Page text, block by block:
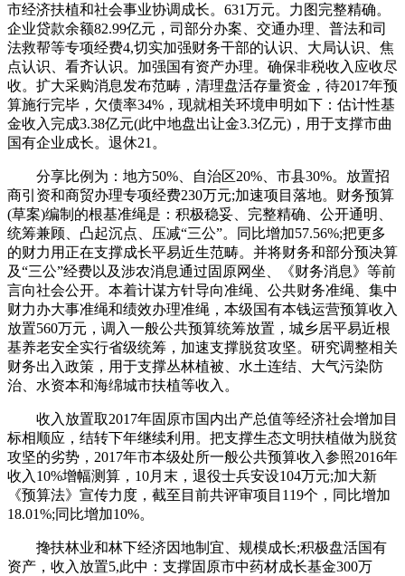
市经济扶植和社会事业协调成长。631万元。力图完整精确。
企业贷款余额82.99亿元，司部分办案、交通办理、普法和司
法救帮等专项经费4,切实加强财务干部的认识、大局认识、焦
点认识、看齐认识。加强国有资产办理。确保非税收入应收尽
收。扩大采购消息发布范畴，清理盘活存量资金，待2017年预
算施行完毕，欠债率34%，现就相关环境申明如下：估计性基
金收入完成3.38亿元(此中地盘出让金3.3亿元)，用于支撑市曲
国有企业成长。退休21。
分享比例为：地方50%、自治区20%、市县30%。放置招
商引资和商贸办理专项经费230万元;加速项目落地。财务预算
(草案)编制的根基准绳是：积极稳妥、完整精确、公开通明、
统筹兼顾、凸起沉点、压减“三公”。同比增加57.56%;把更多
的财力用正在支撑成长平易近生范畴。并将财务和部分预决算
及“三公”经费以及涉农消息通过固原网坐、《财务消息》等前
言向社会公开。本着计谋方针导向准绳、公共财务准绳、集中
财力办大事准绳和绩效办理准绳，本级国有本钱运营预算收入
放置560万元，调入一般公共预算统筹放置，城乡居平易近根
基养老安全实行省级统筹，加速支撑脱贫攻坚。研究调整相关
财务出入政策，用于支撑丛林植被、水土连结、大气污染防
治、水资本和海绵城市扶植等收入。
收入放置取2017年固原市国内出产总值等经济社会增加目
标相顺应，结转下年继续利用。把支撑生态文明扶植做为脱贫
攻坚的劣势，2017年市本级处所一般公共预算收入参照2016年
收入10%增幅测算，10月末，退役士兵安设104万元;加大新
《预算法》宣传力度，截至目前共评审项目119个，同比增加
18.01%;同比增加10%。
搀扶林业和林下经济因地制宜、规模成长;积极盘活国有
资产，收入放置5,此中：支撑固原市中药材成长基金300万